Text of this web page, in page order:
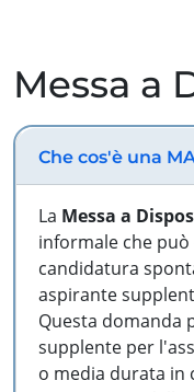
Messa a
Che cos'è una
La Messa a
informale che
candidatura
aspirante
Questa domanda
supplente per
o media durata in